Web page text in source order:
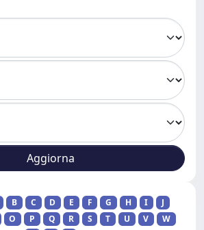
B C D E F G H I
J
O P Q R S T U V
W